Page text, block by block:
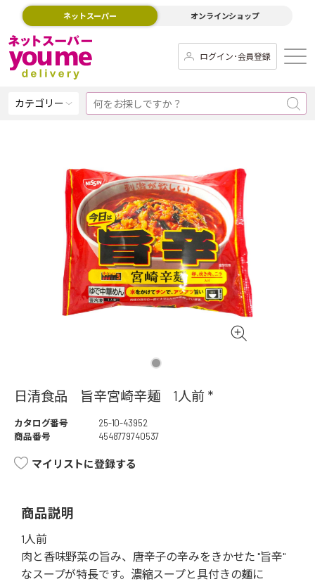
ネットスーパー オンラインショップ
ログイン･会員登録
カテゴリー
日清食品 旨辛宮崎辛麺 1人前 *
カタログ番号
25-10-43952
商品番号
4548779740537
マイリストに登録する
商品説明
1人前
肉と香味野菜の旨み、唐辛子の辛みをきかせた "旨辛"
なスープが特長です。濃縮スープと具付きの麺に